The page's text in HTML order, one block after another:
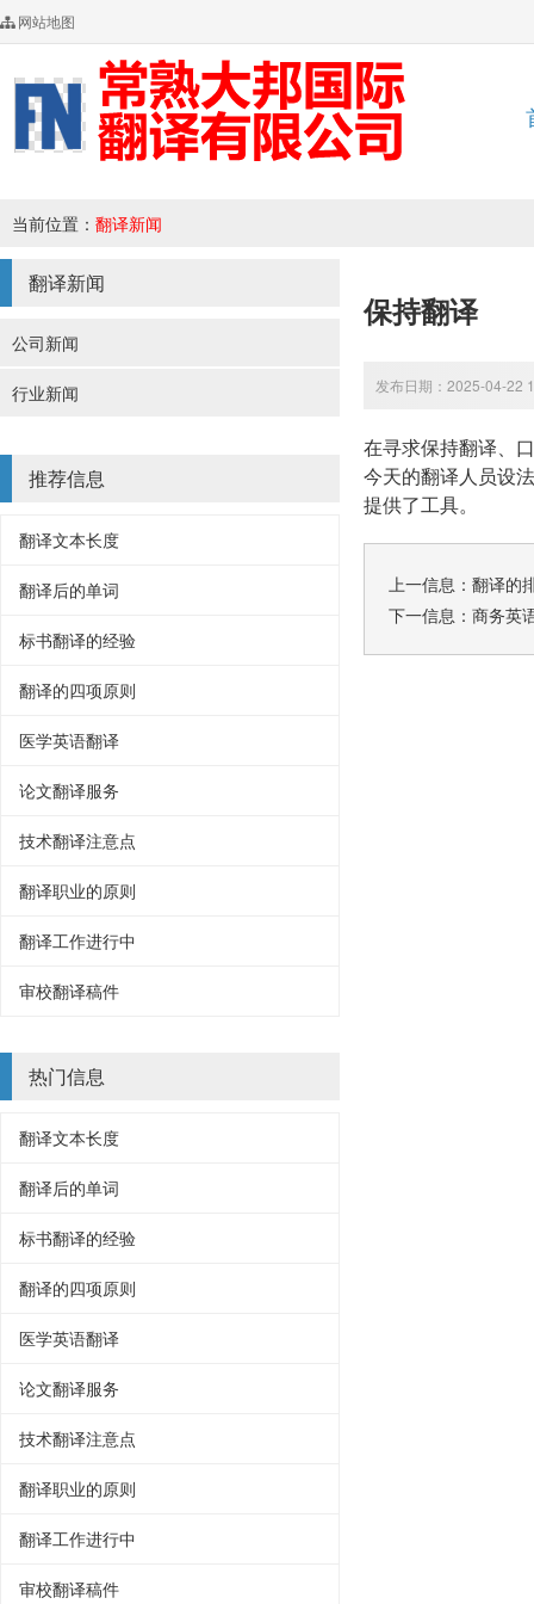
网站地图
当前位置： 翻译新闻
翻译新闻
公司新闻
行业新闻
推荐信息
翻译文本长度
翻译后的单词
标书翻译的经验
翻译的四项原则
医学英语翻译
论文翻译服务
技术翻译注意点
翻译职业的原则
翻译工作进行中
审校翻译稿件
热门信息
翻译文本长度
翻译后的单词
标书翻译的经验
翻译的四项原则
医学英语翻译
论文翻译服务
技术翻译注意点
翻译职业的原则
翻译工作进行中
审校翻译稿件
保持翻译
发布日期：2025-04-22
在寻求保持翻译、
今天的翻译人员设
提供了工具。
上一信息： 翻译的
下一信息： 商务英